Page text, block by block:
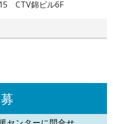
CTV錦ビル6F